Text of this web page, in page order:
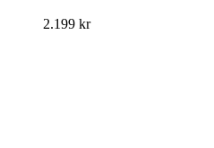
2.199 kr